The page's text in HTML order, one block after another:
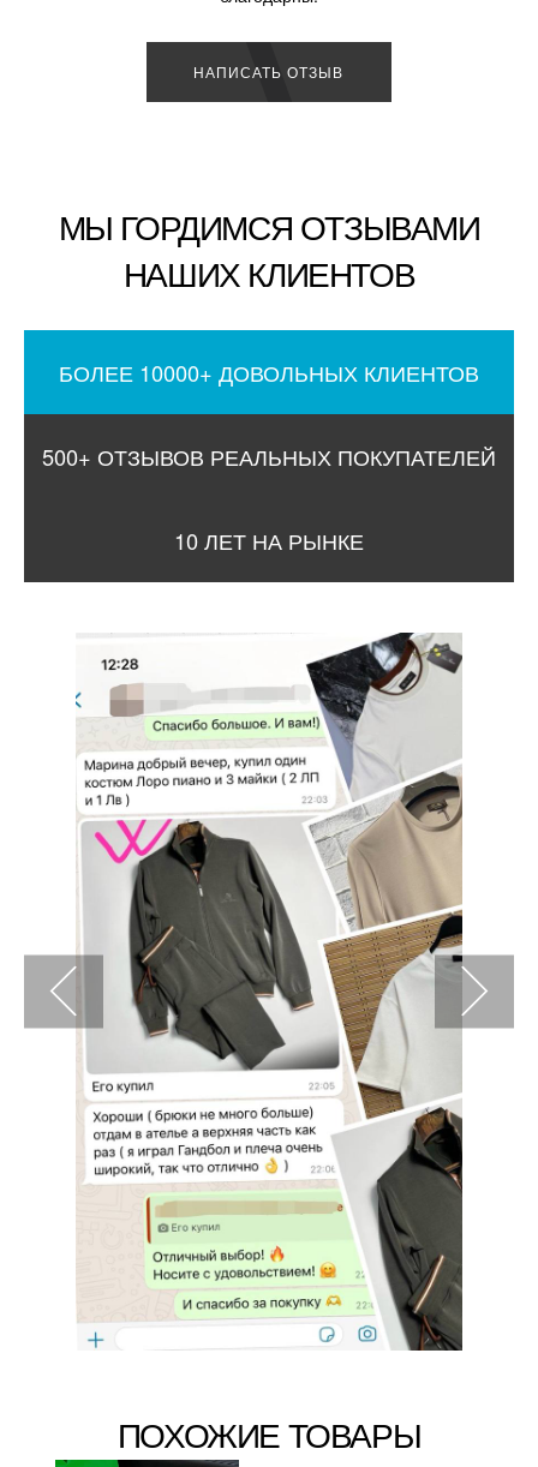
НАПИСАТЬ ОТЗЫВ
МЫ ГОРДИМСЯ ОТЗЫВАМИ
НАШИХ КЛИЕНТОВ
БОЛЕЕ 10000+ ДОВОЛЬНЫХ КЛИЕНТОВ
500+ ОТЗЫВОВ РЕАЛЬНЫХ ПОКУПАТЕЛЕЙ
10 ЛЕТ НА РЫНКЕ
ПОХОЖИЕ ТОВАРЫ